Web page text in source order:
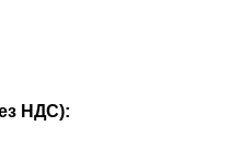
НДС):